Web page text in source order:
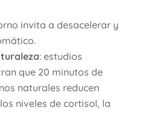
invita a desacelerar y
: estudios
que 20 minutos de
naturales reducen
niveles de cortisol, la